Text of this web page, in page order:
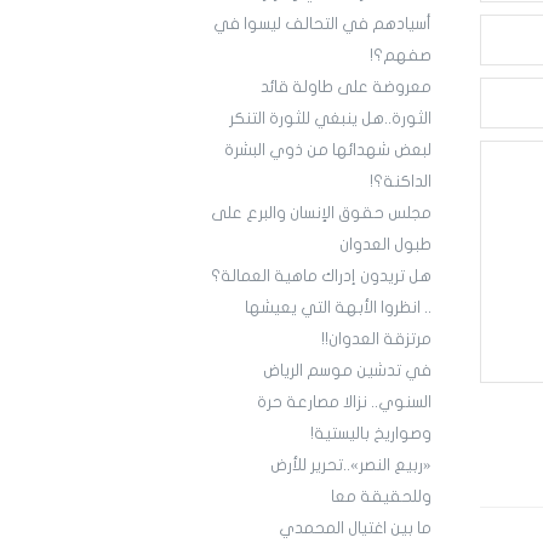
أسيادهم في التحالف ليسوا في
صفهم؟!
معروضة على طاولة قائد
الثورة..هل ينبغي للثورة التنكر
لبعض شهدائها من ذوي البشرة
الداكنة؟!
مجلس حقوق الإنسان والبرع على
طبول العدوان
هل تريدون إدراك ماهية العمالة؟
.. انظروا الأبهة التي يعيشها
مرتزقة العدوان!!
في تدشين موسم الرياض
السنوي.. نزالا مصارعة حرة
وصواريخ باليستية!
«ربيع النصر»..تحرير للأرض
وللحقيقة معا
ما بين اغتيال المحمدي